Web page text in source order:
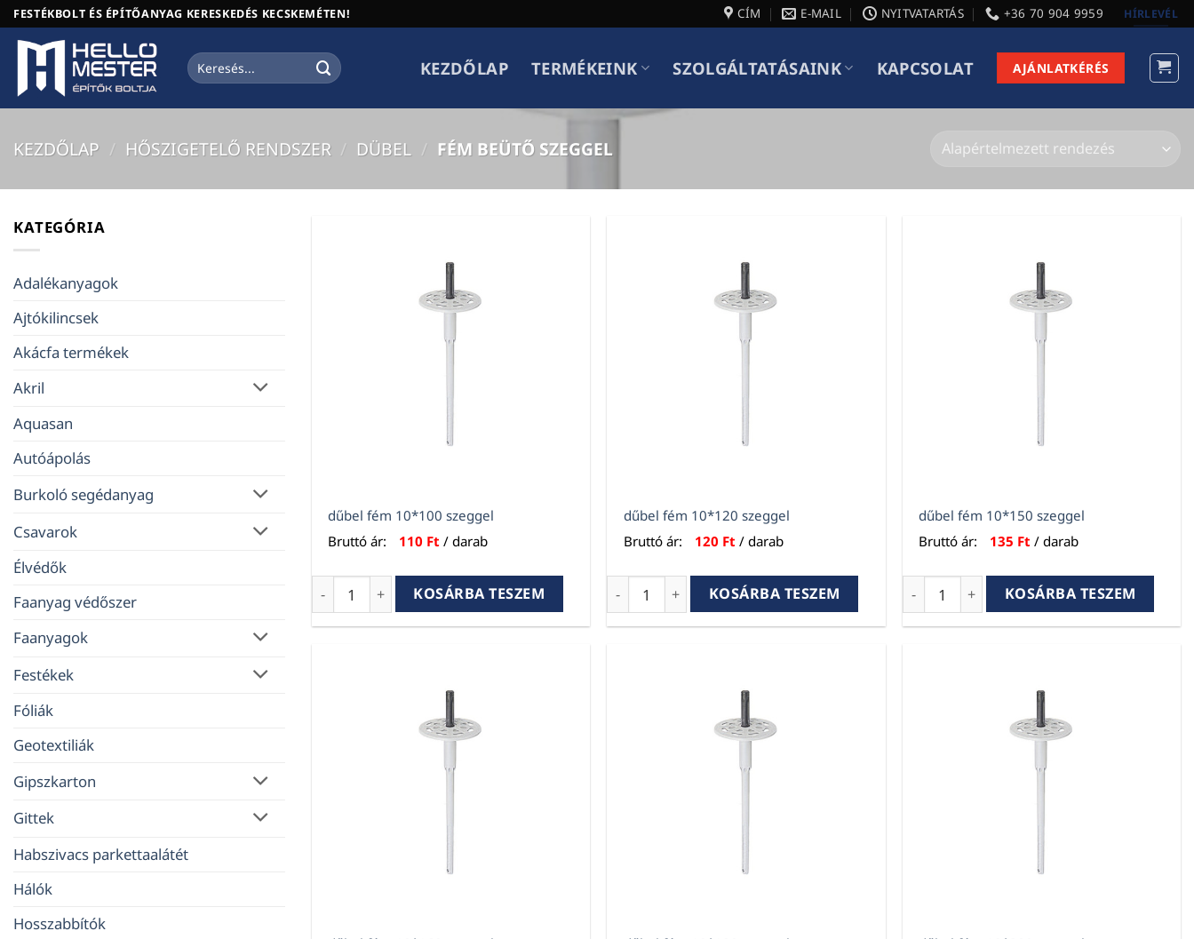
Skip
to
content
FESTÉKBOLT ÉS ÉPÍTŐANYAG KERESKEDÉS KECSKEMÉTEN! CÍM E-MAIL NYITVATARTÁS +36 70 904 9959 HÍRLEVÉL
Keresés
a
KEZDŐLAP TERMÉKEINK SZOLGÁLTATÁSAINK KAPCSOLAT AJÁNLATKÉRÉS
KEZDŐLAP / HŐSZIGETELŐ RENDSZER / DÜBEL / FÉM BEÜTŐ SZEGGEL
KATEGÓRIA
Adalékanyagok
Ajtókilincsek
Akácfa termékek
Akril
Aquasan
Autóápolás
Burkoló segédanyag
Csavarok
Élvédők
Faanyag védőszer
Faanyagok
Festékek
Fóliák
Geotextiliák
Gipszkarton
Gittek
Habszivacs parkettaalátét
Hálók
Hosszabbítók
dűbel fém 10*100 szeggel
Bruttó ár:
110 Ft / darab
dűbel fém 10*100 szeggel mennyiség
KOSÁRBA TESZEM
dűbel fém 10*120 szeggel
Bruttó ár:
120 Ft / darab
dűbel fém 10*120 szeggel mennyiség
KOSÁRBA TESZEM
dűbel fém 10*150 szeggel
Bruttó ár:
135 Ft / darab
dűbel fém 10*150 szeggel mennyiség
KOSÁRBA TESZEM